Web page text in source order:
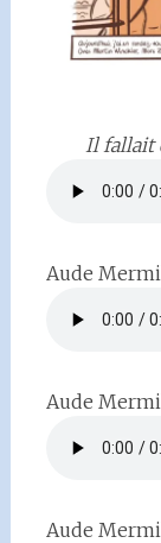
Il fallait
Aude
Aude
Aude